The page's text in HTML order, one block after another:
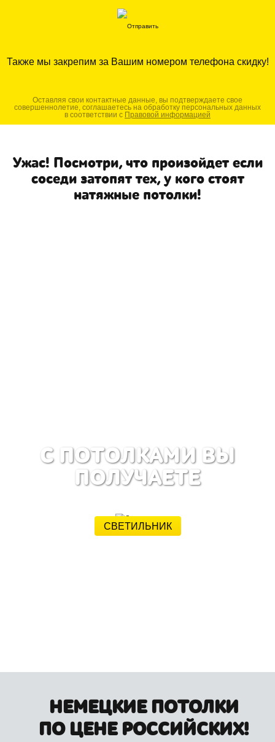
Также мы закрепим за Вашим номером телефона скидку!
Оставляя свои контактные данные, вы подтверждаете свое
совершеннолетие, соглашаетесь на обработку персональных данных
в соответствии с Правовой информацией
Ужас! Посмотри, что произойдет если
соседи затопят тех, у кого стоят
натяжные потолки!
С ПОТОЛКАМИ ВЫ
ПОЛУЧАЕТЕ
СВЕТИЛЬНИК
НЕМЕЦКИЕ ПОТОЛКИ
ПО ЦЕНЕ РОССИЙСКИХ!